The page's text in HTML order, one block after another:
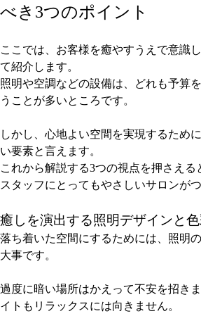
べき3つのポイント
ここでは、お客様を癒やすうえで意識
て紹介します。
照明や空調などの設備は、どれも予算
うことが多いところです。
しかし、心地よい空間を実現するため
い要素と言えます。
これから解説する3つの視点を押さえる
スタッフにとってもやさしいサロンがつ
癒しを演出する照明デザインと
落ち着いた空間にするためには、照明
大事です。
過度に暗い場所はかえって不安を招き
イトもリラックスには向きません。